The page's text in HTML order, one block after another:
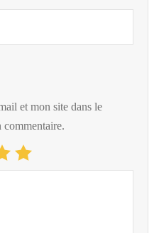
et mon site dans le